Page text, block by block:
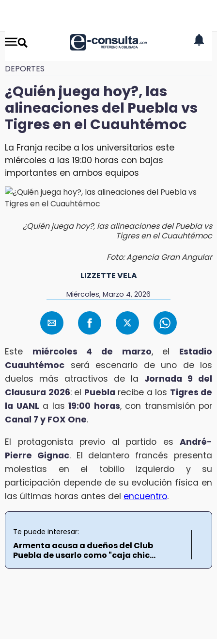
DEPORTES
¿Quién juega hoy?, las
alineaciones del Puebla vs
Tigres en el Cuauhtémoc
La Franja recibe a los universitarios este
miércoles a las 19:00 horas con bajas
importantes en ambos equipos
¿Quién juega hoy?, las alineaciones del Puebla vs
Tigres en el Cuauhtémoc
Foto: Agencia Gran Angular
LIZZETTE VELA
Miércoles, Marzo 4, 2026
Este miércoles 4 de marzo, el Estadio
Cuauhtémoc será escenario de uno de los
duelos más atractivos de la Jornada 9 del
Clausura 2026: el Puebla recibe a los Tigres de
la UANL a las 19:00 horas, con transmisión por
Canal 7 y FOX One.
El protagonista previo al partido es André-
Pierre Gignac. El delantero francés presenta
molestias en el tobillo izquierdo y su
participación depende de su evolución física en
las últimas horas antes del encuentro.
Te puede interesar:
Armenta acusa a dueños del Club
Puebla de usarlo como "caja chic...